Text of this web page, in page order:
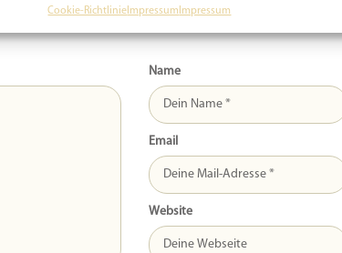
Cookie-Richtlinie Impressum Impressum
Name
Email
Website